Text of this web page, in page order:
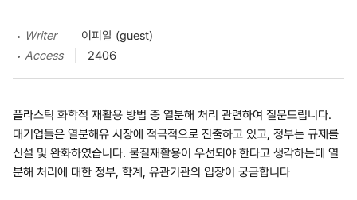
Writer
이피알 (guest)
Access
2406
플라스틱 화학적 재활용 방법 중 열분해 처리 관련하여 질문드립니다.
대기업들은 열분해유 시장에 적극적으로 진출하고 있고, 정부는 규제를
신설 및 완화하였습니다. 물질재활용이 우선되야 한다고 생각하는데 열
분해 처리에 대한 정부, 학계, 유관기관의 입장이 궁금합니다